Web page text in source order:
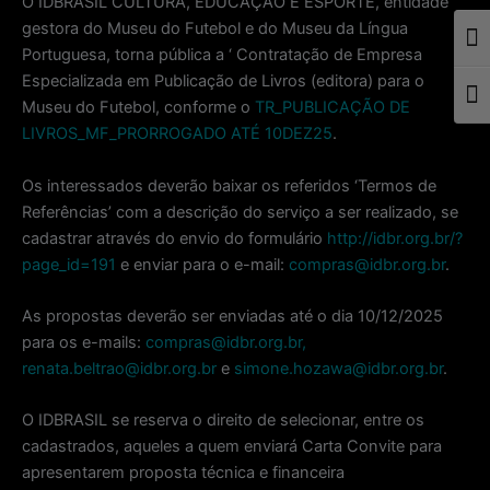
gestora do Museu do Futebol e do Museu da Língua
Portuguesa, torna pública a ‘ Contratação de Empresa
Especializada em Publicação de Livros (editora) para o
Museu do Futebol, conforme o TR_PUBLICAÇÃO DE
LIVROS_MF_PRORROGADO ATÉ 10DEZ25.
Os interessados deverão baixar os referidos ‘Termos de
Referências’ com a descrição do serviço a ser realizado, se
cadastrar através do envio do formulário http://idbr.org.br/?
page_id=191 e enviar para o e-mail: compras@idbr.org.br.
As propostas deverão ser enviadas até o dia 10/12/2025
para os e-mails: compras@idbr.org.br,
renata.beltrao@idbr.org.br e simone.hozawa@idbr.org.br.
O IDBRASIL se reserva o direito de selecionar, entre os
cadastrados, aqueles a quem enviará Carta Convite para
apresentarem proposta técnica e financeira